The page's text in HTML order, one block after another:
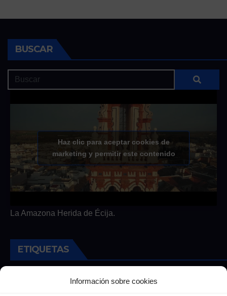
Información sobre cookies
BUSCAR
Haz clic para aceptar cookies de
marketing y permitir este contenido
La Amazona Herida de Écija.
ETIQUETAS
Andalucía Cultura Deportes